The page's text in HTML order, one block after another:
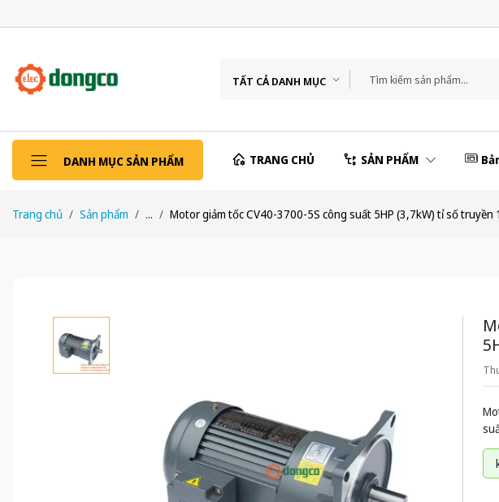
TẤT CẢ DANH MỤC
DANH MỤC SẢN PHẨM TRANG CHỦ SẢN PHẨM
Trang chủ Sản phẩm ... Motor giảm tốc CV40-3700-5S công suất 5HP (3,7kW) tỉ số truyền